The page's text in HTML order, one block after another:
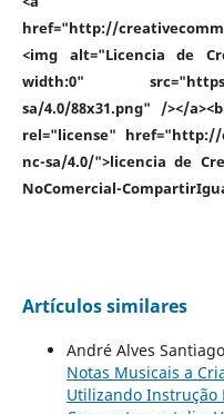
href="http://
<img alt="Licencia de
width:0" src="https://
sa/4.0/88x31.png" /></
rel="license" href="http://
nc-sa/4.0/">licencia de
NoComercial-
Artículos similares
André Alves
Notas Musicais a
Utilizando Instrução